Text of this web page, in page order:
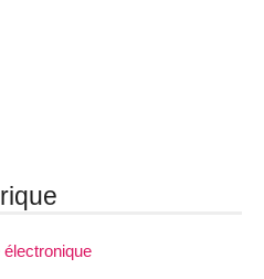
électronique